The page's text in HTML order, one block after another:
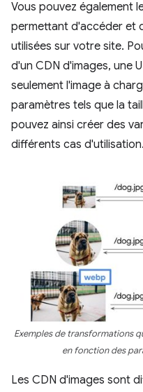
Vous pouvez également
permettant d'accéder et
utilisées sur votre site.
d'un CDN d'images, une
seulement l'image à
paramètres tels que la
pouvez ainsi créer des
différents cas d'utilisation.
Exemples de transformations
en fonction des
Les CDN d'images sont